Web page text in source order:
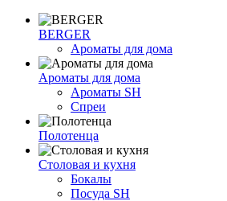
BERGER
Ароматы для дома
Ароматы для дома
Ароматы SH
Спреи
Полотенца
Столовая и кухня
Бокалы
Посуда SH